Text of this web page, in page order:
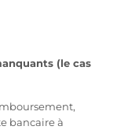
(le cas
bancaire à